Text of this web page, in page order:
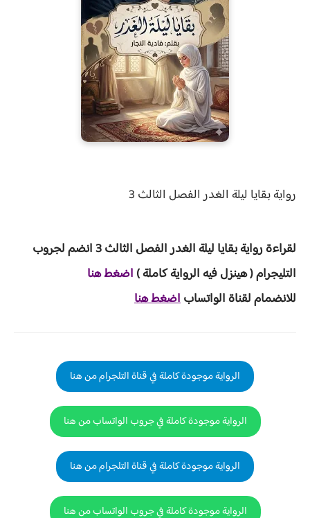
روايةبقايا ليلة الغدر الفصل الثالث 3
لقراءةرواية بقايا ليلة الغدر الفصل الثالث 3
انضم لجروب
التليجرام ( هينزل فيه الرواية كاملة ) اضغط هنا
للانضمام لقناة الواتساباضغط هنا
الرواية موجودة كاملة في قناة التلجرام من هنا
الرواية موجودة كاملة في جروب الواتساب من هنا
الرواية موجودة كاملة في قناة التلجرام من هنا
الرواية موجودة كاملة في جروب الواتساب من هنا